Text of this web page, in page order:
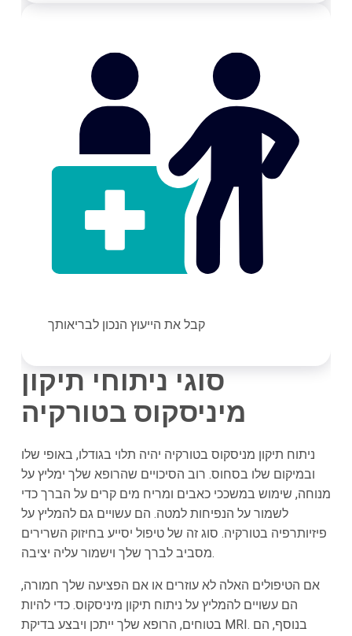
קבל את הייעוץ הנכון לבריאותך
סוגי ניתוחי תיקון
מיניסקוס בטורקיה
ניתוח תיקון מניסקוס בטורקיה יהיה תלוי בגודלו, באופי שלו
ובמיקום שלו בסחוס. רוב הסיכויים שהרופא שלך ימליץ על
מנוחה, שימוש במשככי כאבים ומריח מים קרים על הברך כדי
לשמור על הנפיחות למטה. הם עשויים גם להמליץ על
פיזיותרפיה בטורקיה. סוג זה של טיפול יסייע בחיזוק השרירים
מסביב לברך שלך וישמור עליה יציבה.
אם הטיפולים האלה לא עוזרים או אם הפציעה שלך חמורה,
הם עשויים להמליץ על ניתוח תיקון מיניסקוס. כדי להיות
בטוחים, הרופא שלך ייתכן ויבצע בדיקת MRI. בנוסף, הם